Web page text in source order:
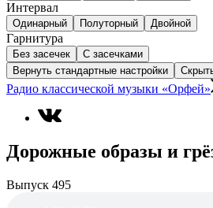
Интервал
Одинарный Полуторный Двойной
Гарнитура
Без засечек
С засечками
Вернуть стандартные настройки
Радио классической музыки «Орфей»
Дорожные образы и
Выпуск 495